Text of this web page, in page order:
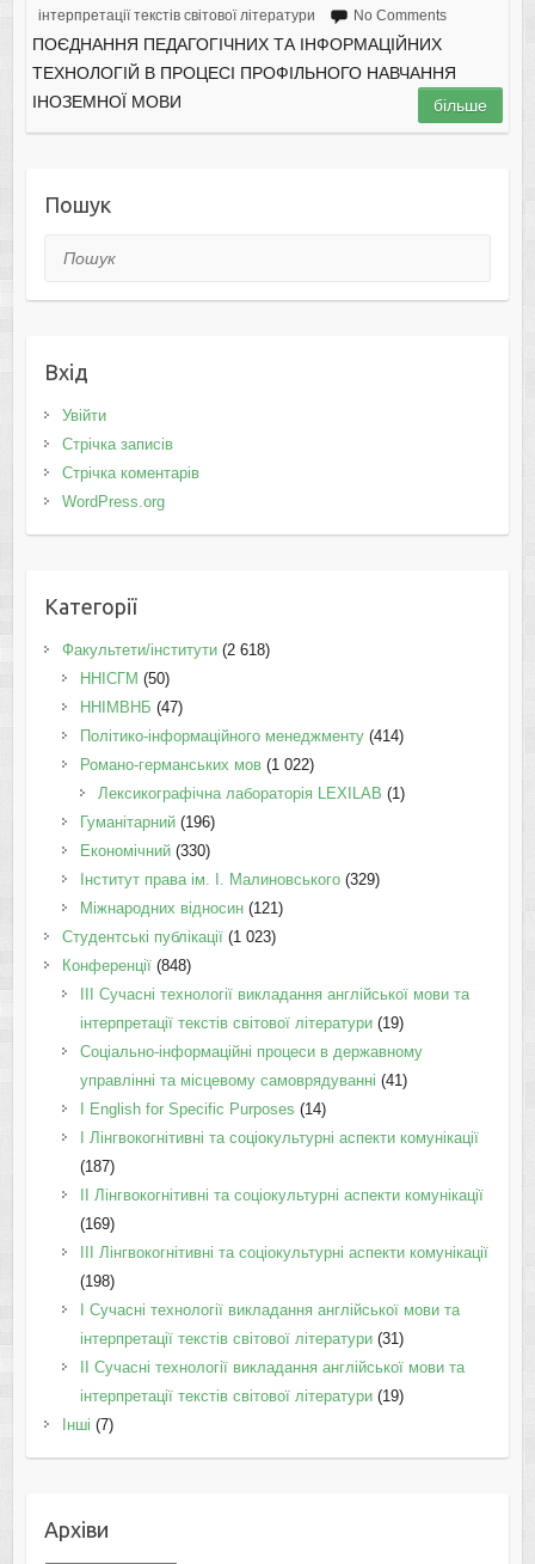
інтерпретації текстів світової літератури
No Comments
ПОЄДНАННЯ ПЕДАГОГІЧНИХ ТА ІНФОРМАЦІЙНИХ
ТЕХНОЛОГІЙ В ПРОЦЕСІ ПРОФІЛЬНОГО НАВЧАННЯ
ІНОЗЕМНОЇ МОВИ
більше
Пошук
Пошук
Вхід
Увійти
Стрічка записів
Стрічка коментарів
WordPress.org
Категорії
Факультети/інститути(2 618)
ННІСГМ (50)
ННІМВНБ (47)
Політико-інформаційного менеджменту(414)
Романо-германських мов(1 022)
Лексикографічна лабораторія LEXILAB (1)
Гуманітарний(196)
Економічний(330)
Інститут права ім. І. Малиновського(329)
Міжнародних відносин(121)
Студентські публікації(1 023)
Конференції(848)
III Сучасні технології викладання англійської мови та
інтерпретації текстів світової літератури(19)
Соціально-інформаційні процеси в державному
управлінні та місцевому самоврядуванні (41)
І English for Specific Purposes (14)
I Лінгвокогнітивні та соціокультурні аспекти комунікації
(187)
IІ Лінгвокогнітивні та соціокультурні аспекти комунікації
(169)
IІI Лінгвокогнітивні та соціокультурні аспекти комунікації
(198)
I Cучасні технології викладання англійської мови та
інтерпретації текстів світової літератури(31)
II Cучасні технології викладання англійської мови та
інтерпретації текстів світової літератури(19)
Інші (7)
Архіви